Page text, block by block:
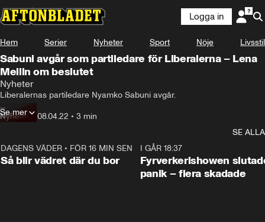
Logga in
Hem Serier Nyheter Sport Nöje Livsstil
Sabuni avgår som partiledare för Liberalerna – Lena
Mellin om beslutet
Nyheter
Liberalernas partiledare Nyamko Sabuni avgår.
Det meddelar hon på en pressträff – där hon inte tog emot följdfrågor
– Diskussionen om hela mig skymmer det som är viktigast.
Nyheter• 08.04.22 • 3 min
Se mer
SE ALLA
1:06
DAGENS VÄDER • FÖR 16 MIN SEN
Så blir vädret där du bor
I GÅR 18:37
Fyrverkerishowen
panik – flera skadade